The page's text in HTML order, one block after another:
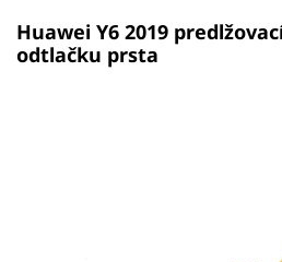
Huawei Y6 2019
odtlačku prsta